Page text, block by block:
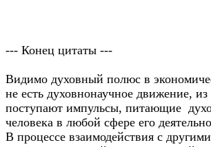
--- Конец цитаты ---
Видимо духовный полюс в
не есть духовнонаучное движение, из
поступают импульсы, питающие
человека в любой сфере его
В процессе взаимодействия с